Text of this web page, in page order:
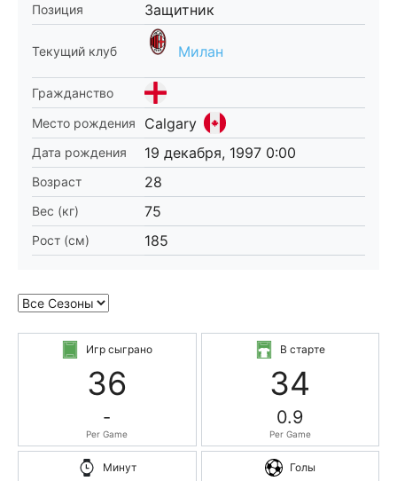
Позиция Защитник
Текущий клуб Милан
Гражданство
Место рождения
Calgary
Дата рождения 19 декабря, 1997 0:00
Возраст 28
Вес (кг) 75
Рост (см) 185
Игр сыграно
36
-
Per Game
В старте
34
0.9
Per Game
Минут Голы